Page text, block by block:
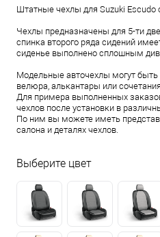
Штатные чехлы для Suzuki Escudo
Чехлы предназначены для 5-ти
спинка второго ряда сидений
сиденье выполнено сплошным
Модельные авточехлы могут
велюра, алькантары или
Для примера выполненных
чехлов после установки в
По ним вы можете иметь
салона и деталях чехлов.
Выберите цвет